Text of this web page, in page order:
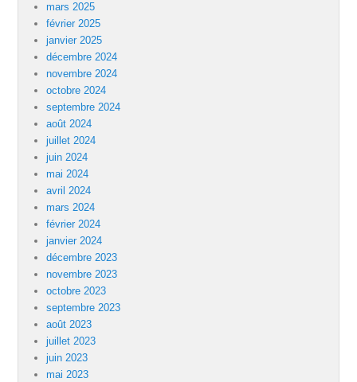
mars 2025
février 2025
janvier 2025
décembre 2024
novembre 2024
octobre 2024
septembre 2024
août 2024
juillet 2024
juin 2024
mai 2024
avril 2024
mars 2024
février 2024
janvier 2024
décembre 2023
novembre 2023
octobre 2023
septembre 2023
août 2023
juillet 2023
juin 2023
mai 2023